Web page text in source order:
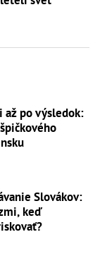
až po výsledok:
Slovákov:
keď